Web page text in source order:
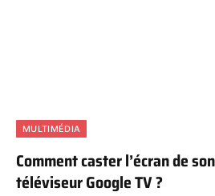
MULTIMÉDIA
Comment caster l’écran de
téléviseur Google TV ?